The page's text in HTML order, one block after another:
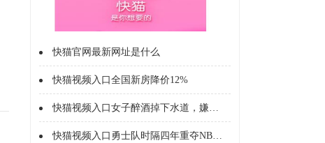
快猫官网最新网址是什么
快猫视频入口全国新房降价12%
快猫视频入口女子醉酒掉下水道，嫌自己太臭拒绝救援
快猫视频入口勇士队时隔四年重夺NBA总冠军